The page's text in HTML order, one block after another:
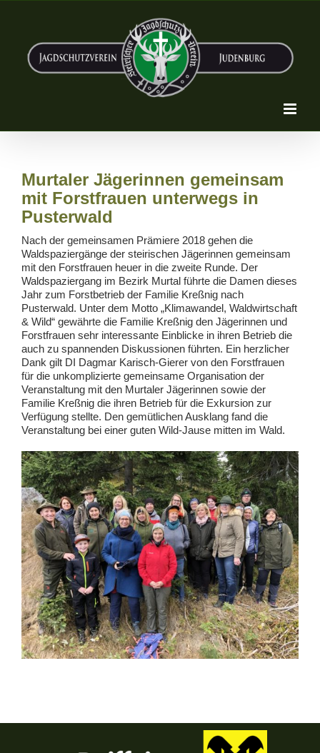
Murtaler Jägerinnen gemeinsam
mit Forstfrauen unterwegs in
Pusterwald
Nach der gemeinsamen Prämiere 2018 gehen die
Waldspaziergänge der steirischen Jägerinnen gemeinsam
mit den Forstfrauen heuer in die zweite Runde. Der
Waldspaziergang im Bezirk Murtal führte die Damen dieses
Jahr zum Forstbetrieb der Familie Kreßnig nach
Pusterwald. Unter dem Motto „Klimawandel, Waldwirtschaft
& Wild“ gewährte die Familie Kreßnig den Jägerinnen und
Forstfrauen sehr interessante Einblicke in ihren Betrieb die
auch zu spannenden Diskussionen führten. Ein herzlicher
Dank gilt DI Dagmar Karisch-Gierer von den Forstfrauen
für die unkomplizierte gemeinsame Organisation der
Veranstaltung mit den Murtaler Jägerinnen sowie der
Familie Kreßnig die ihren Betrieb für die Exkursion zur
Verfügung stellte. Den gemütlichen Ausklang fand die
Veranstaltung bei einer guten Wild-Jause mitten im Wald.